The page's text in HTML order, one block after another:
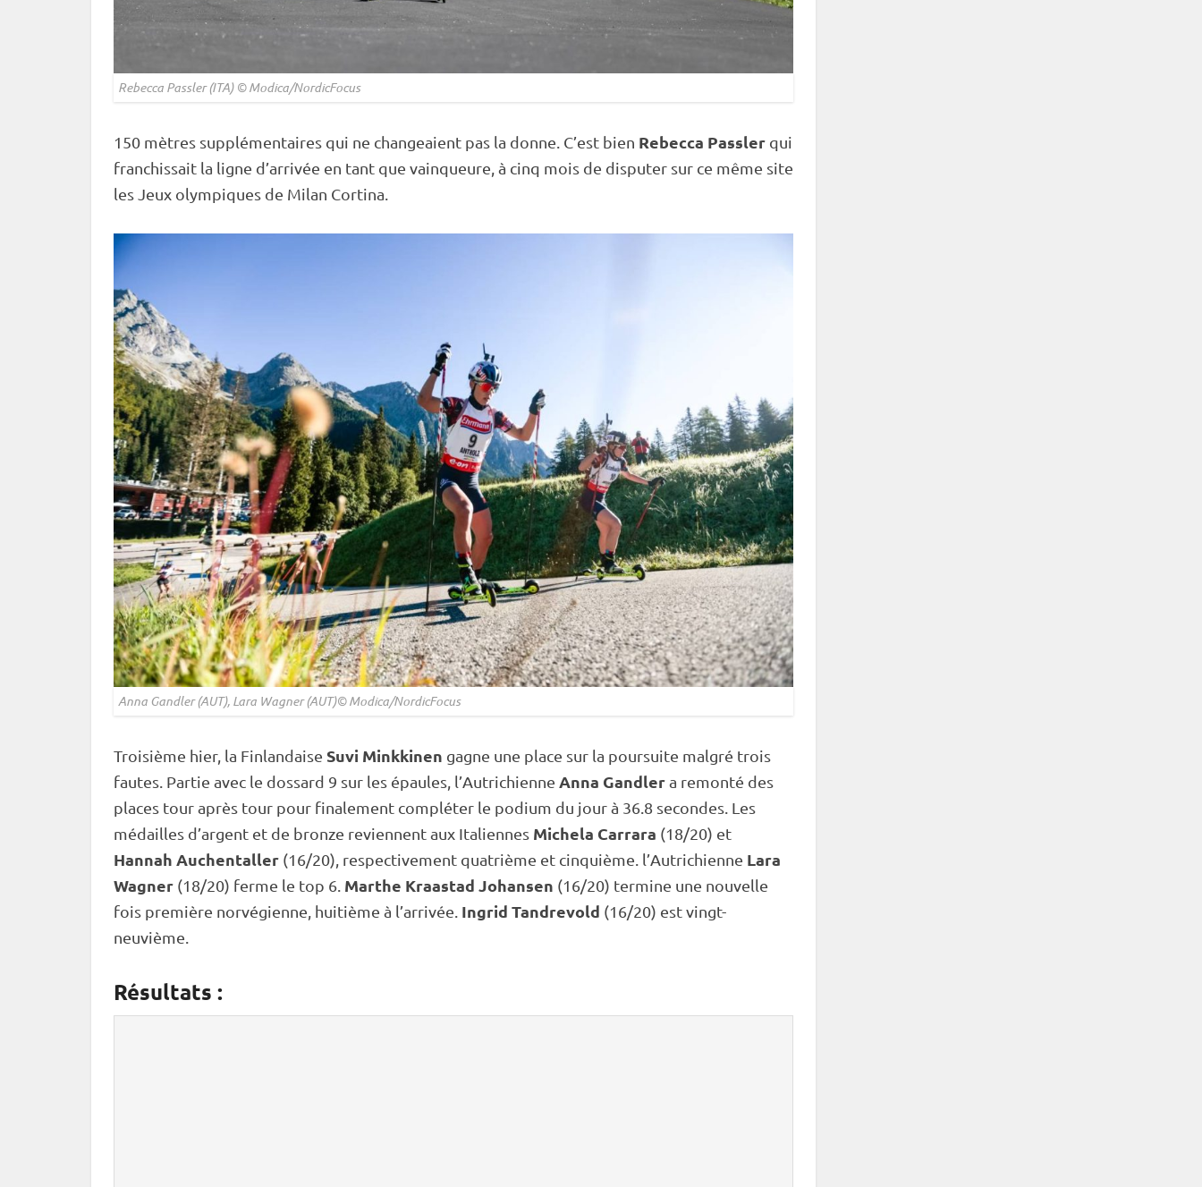
Rebecca Passler (ITA) © Modica/NordicFocus
150 mètres supplémentaires qui ne changeaient pas la donne. C’est bien Rebecca Passler qui
franchissait la ligne d’arrivée en tant que vainqueure, à cinq mois de disputer sur ce même site
les Jeux olympiques de Milan Cortina.
Anna Gandler (AUT), Lara Wagner (AUT)© Modica/NordicFocus
Troisième hier, la Finlandaise Suvi Minkkinen gagne une place sur la poursuite malgré trois
fautes. Partie avec le dossard 9 sur les épaules, l’Autrichienne Anna Gandlera remonté des
places tour après tour pour finalement compléter le podium du jour à 36.8 secondes. Les
médailles d’argent et de bronze reviennent aux Italiennes Michela Carrara (18/20) et
Hannah Auchentaller (16/20), respectivement quatrième et cinquième. l’Autrichienne Lara
Wagner (18/20) ferme le top 6. Marthe Kraastad Johansen (16/20) termine une nouvelle
fois première norvégienne, huitième à l’arrivée. Ingrid Tandrevold (16/20) est vingt-
neuvième.
Résultats :